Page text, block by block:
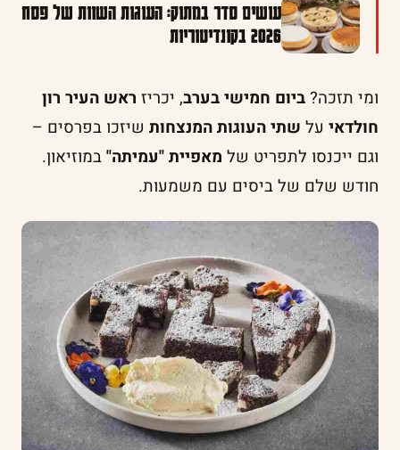
עושים סדר במתוק: העוגות השוות של פסח
2026 בקונדיטוריות
ומי תזכה?ביום חמישי בערב, יכריז ראש העיר רון
חולדאי על שתי העוגות המנצחות שיזכו בפרסים –
וגם ייכנסו לתפריט של מאפיית "עמיתה"במוזיאון.
חודש שלם של ביסים עם משמעות.